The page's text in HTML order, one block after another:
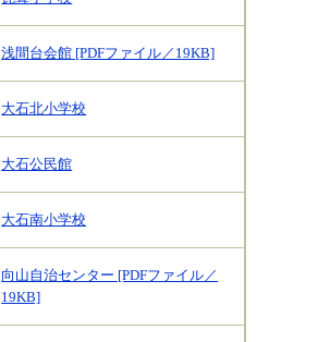
浅間台会館 [PDFファイル／19KB]
大石北小学校
大石公民館
大石南小学校
向山自治センター [PDFファイル／
19KB]